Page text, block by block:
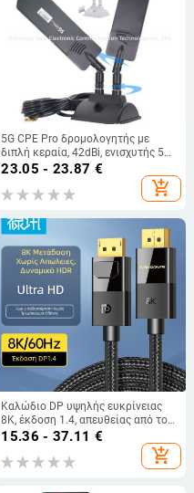
5G CPE Pro δρομολογητής με
διπλή κεραία, 42dBi, ενισχυτής 5G
διπλού φάσματος, εξωτερικός
επεκτατής με μαγνητικές διπλές
κεραίες
23.05 - 23.87 €
add_shopping_cart
Καλώδιο DP υψηλής ευκρίνειας
8K, έκδοση 1.4, απευθείας από το
εργοστάσιο, καλώδιο σύνδεσης
οθόνης υπολογιστή παιχνιδιών,
καλώδιο σύνδεσης Dp αρσενικό-
15.36 - 37.11 €
add_shopping_cart